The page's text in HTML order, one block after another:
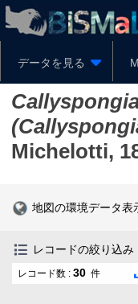
データを見る
Michelotti,
地図の環境データ表
レコードの絞り込み
レコード数 : 30 件